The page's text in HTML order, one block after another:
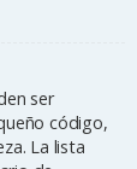
ser
código,
La lista